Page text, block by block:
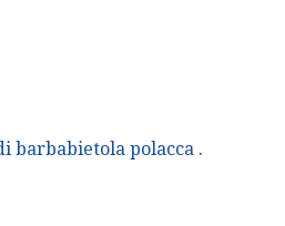
barbabietola polacca .